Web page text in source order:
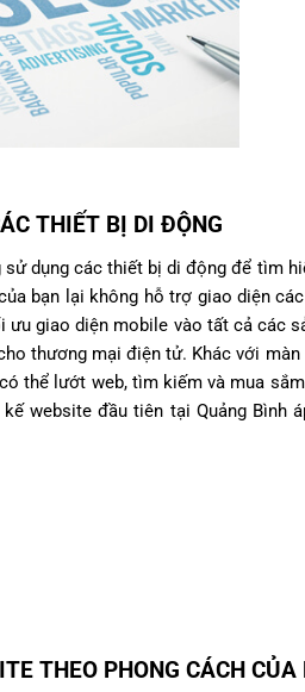
THIẾT BỊ DI ĐỘNG
sử dụng các thiết bị di động để tìm
bạn lại không hỗ trợ giao diện
ưu giao diện mobile vào tất cả các
thương mại điện tử. Khác với
thể lướt web, tìm kiếm và mua
website đầu tiên tại Quảng
THEO PHONG CÁCH CỦA